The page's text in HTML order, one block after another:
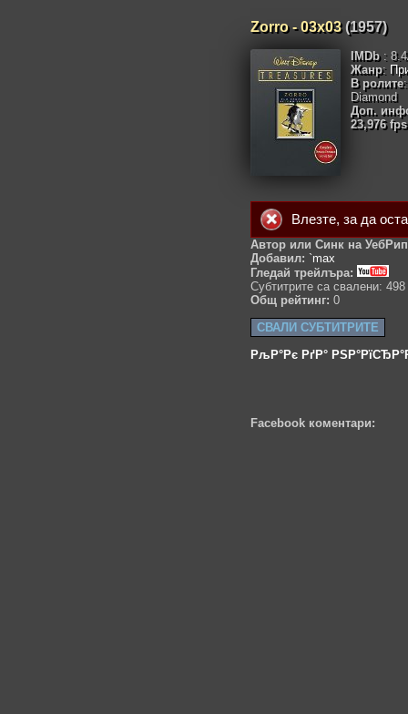
Zorro - 03x03(1957)
IMDb :
Жанр:
В ролите
Diamond
Доп.
23,976 fps
Влезте, за да
Автор или Синк на
Добавил: `max
Гледай трейлъра:
Субтитрите са свалени: 498
Общ рейтинг: 0
СВАЛИ СУБТИТРИТЕ
РљР°Рє РґР°
Facebook коментари: